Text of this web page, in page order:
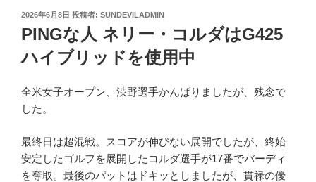
投
稿
日:
2026年6月8日 投稿者: SUNDEVILADMIN
PINGな人 ネリー・コルダはG425
ハイブリッドを使用中
全米女子オープン、渋野選手かんばりましたが、残念で
した。
最終日は超混戦。スコアが伸びない展開でしたが、終始
安定したゴルフを展開したコルダ選手が17番でバーディ
を奪取。最後のパットはドキッとしましたが、貫禄の優